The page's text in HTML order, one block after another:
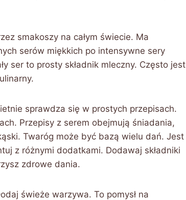
smakoszy na całym świecie. Ma
serów miękkich po intensywne sery
ser to prosty składnik mleczny. Często jest
sprawdza się w prostych przepisach.
Przepisy z serem obejmują śniadania,
Twaróg może być bazą wielu dań. Jest
z różnymi dodatkami. Dodawaj składniki
zdrowe dania.
świeże warzywa. To pomysł na